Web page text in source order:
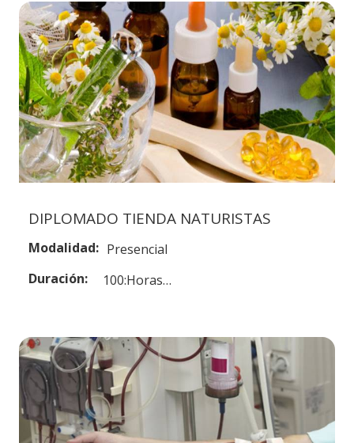
DIPLOMADO TIENDA NATURISTAS
Modalidad: Presencial
Duración:
100:Horas…